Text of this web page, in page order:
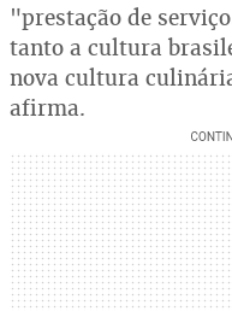
"prestação de
tanto a cultura
nova cultura
afirma.